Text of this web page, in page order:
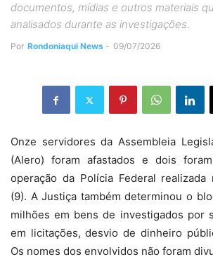
documentos, mídias e outros materiais
analisados durante as investigações.
Por Rondoniaqui News - 09/07/2026
Onze servidores da Assembleia
(Alero) foram afastados e dois
operação da Polícia Federal realizada
(9). A Justiça também determinou o
milhões em bens de investigados por
em licitações, desvio de dinheiro
Os nomes dos envolvidos não foram